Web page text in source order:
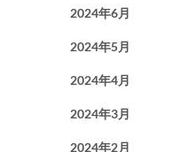
2024年6月
2024年5月
2024年4月
2024年3月
2024年2月